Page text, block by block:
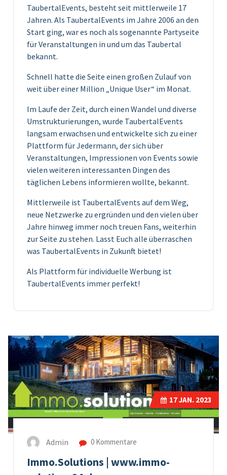
TaubertalEvents, besteht seit mittlerweile 17
Jahren. Als TaubertalEvents im Jahre 2006 an den
Start ging, war es noch als sogenannte Partyseite
für Veranstaltungen in und um das Taubertal
bekannt.
Schnell hatte die Seite einen großen Zulauf von
weit über einer Million „Unique User“ im Monat.
Im Laufe der Zeit, durch einen Wandel und diverse
Umstrukturierungen, wurde TaubertalEvents
langsam erwachsen und entwickelte sich zu einer
Plattform für Jedermann, der sich über
Veranstaltungen, Impressionen von Events sowie
vielen weiteren interessanten Dingen des
täglichen Lebens informieren wollte, bekannt.
Mittlerweile ist TaubertalEvents auf dem Weg,
neue Netzwerke zu ergründen und den vielen über
Jahre hinweg immer noch treuen Fans, weiterhin
zur Seite zu stehen. Lasst Euch alle überraschen
was TaubertalEvents in Zukunft bietet!
Als Plattform für individuelle Werbung ist
TaubertalEvents immer perfekt!
17JAN. 2023
Admin 0 Kommentare
Immo.Solutions | www.immo-